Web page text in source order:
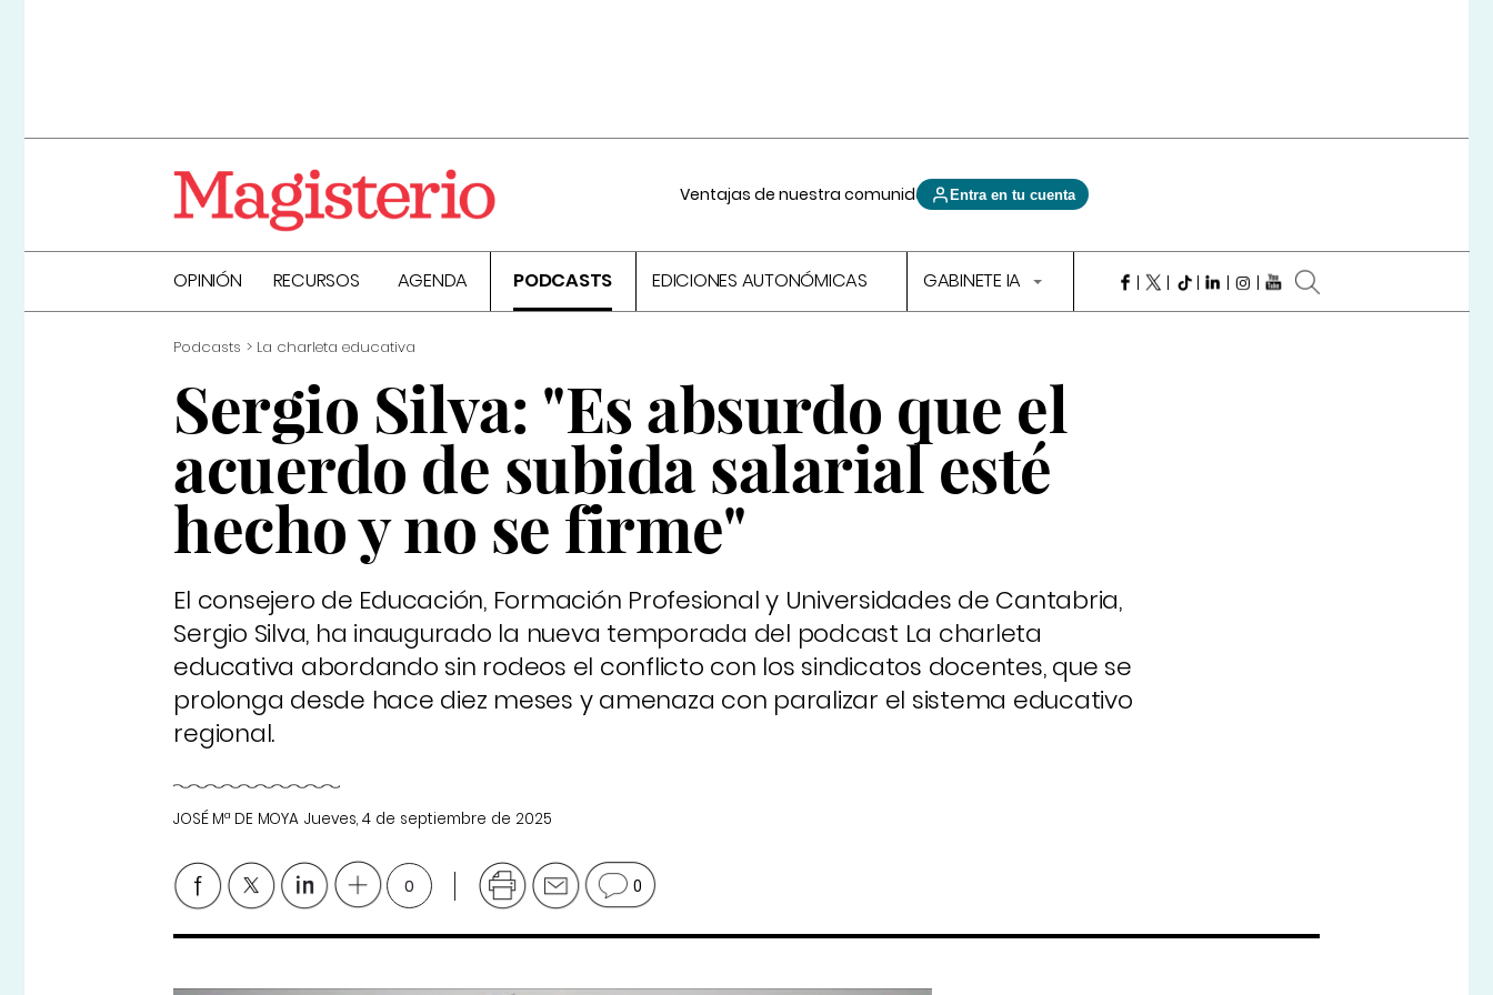
Ventajas de nuestra comunidad Entra en tu cuenta
OPINIÓN RECURSOS AGENDA PODCASTS EDICIONES AUTONÓMICAS GABINETE IA
Podcasts La charleta educativa
Sergio Silva: "Es absurdo que el
acuerdo de subida salarial esté
hecho y no se firme"
El consejero de Educación, Formación Profesional y Universidades de Cantabria,
Sergio Silva, ha inaugurado la nueva temporada del podcast La charleta
educativa abordando sin rodeos el conflicto con los sindicatos docentes, que se
prolonga desde hace diez meses y amenaza con paralizar el sistema educativo
regional.
JOSÉ Mª DE MOYA Jueves, 4 de septiembre de 2025
0 0